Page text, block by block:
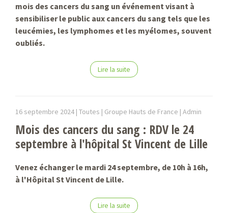
mois des cancers du sang un événement visant à
sensibiliser le public aux cancers du sang tels que les
leucémies, les lymphomes et les myélomes, souvent
oubliés.
Lire la suite
16 septembre 2024 | Toutes | Groupe Hauts de France | Admin
Mois des cancers du sang : RDV le 24
septembre à l'hôpital St Vincent de Lille
Venez échanger le mardi 24 septembre, de 10h à 16h,
à l'Hôpital St Vincent de Lille.
Lire la suite